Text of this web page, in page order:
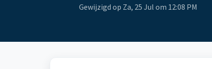
Gewijzigd op Za, 25 Jul om 12:08 PM